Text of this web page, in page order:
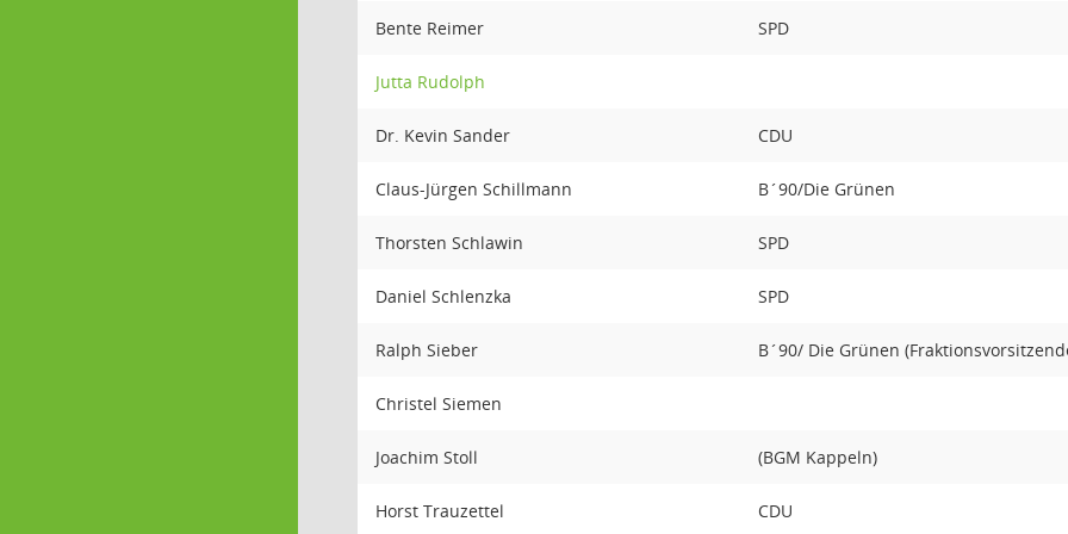
Bente Reimer SPD
Jutta Rudolph
Dr. Kevin Sander CDU
Claus-Jürgen Schillmann B´90/Die Grünen
Thorsten Schlawin SPD
Daniel Schlenzka SPD
Ralph Sieber B´90/ Die Grünen
Christel Siemen
Joachim Stoll (BGM Kappeln)
Horst Trauzettel CDU